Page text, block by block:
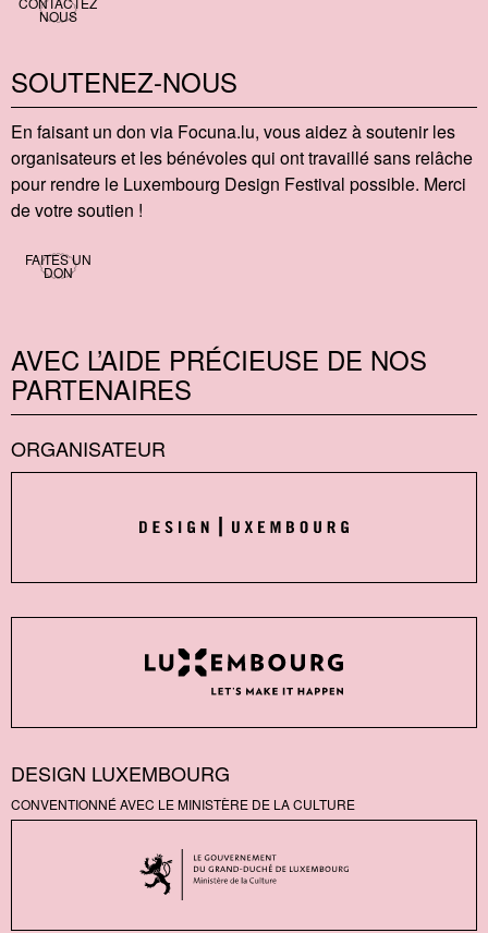
NOUS
SOUTENEZ-NOUS
En faisant un don via Focu​na​.lu, vous aidez à soutenir les
organisateurs et les bénévoles qui ont travaillé sans relâche
pour rendre le Luxembourg Design Festival possible. Merci
de votre soutien !
FAITES UN
DON
AVEC L’AIDE PRÉCIEUSE DE NOS
PARTENAIRES
ORGANISATEUR
DESIGN LUXEMBOURG
CONVENTIONNÉ AVEC LE MINISTÈRE DE LA CULTURE